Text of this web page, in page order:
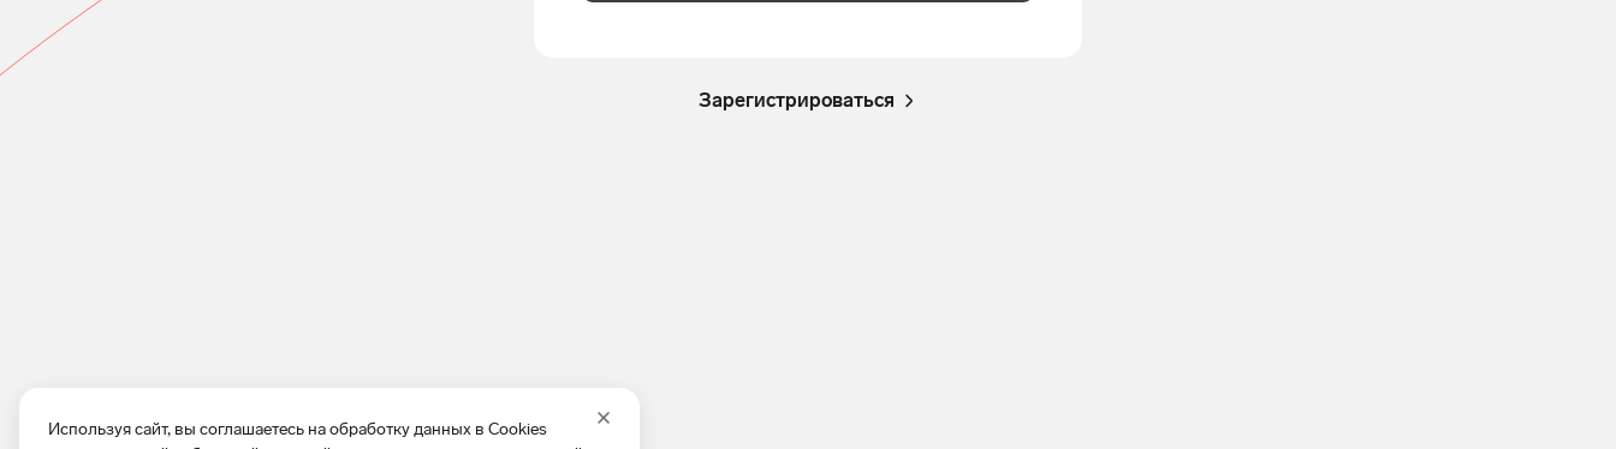
Используя сайт, вы соглашаетесь на обработку данных в Cookies
Зарегистрироваться